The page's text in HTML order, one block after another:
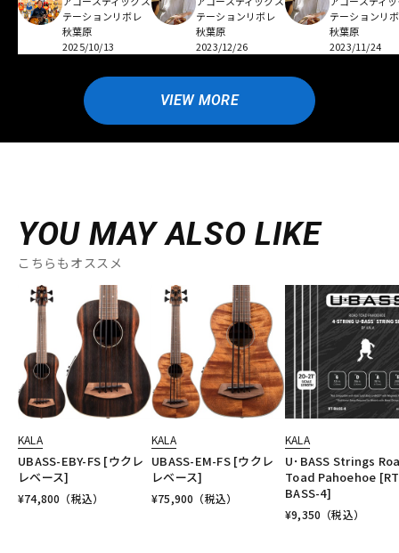
テーションリボレ
秋葉原
2025/10/13
テーションリボレ
秋葉原
2023/12/26
テーションリ
秋葉原
2023/11/24
VIEW MORE
YOU MAY ALSO LIKE
こちらもオススメ
KALA
UBASS-EBY-FS [ウクレ
レベース]
¥74,800 （税込）
KALA
UBASS-EM-FS [ウクレ
レベース]
¥75,900 （税込）
KALA
U･BASS Strings
Toad Pahoehoe
BASS-4]
¥9,350 （税込）